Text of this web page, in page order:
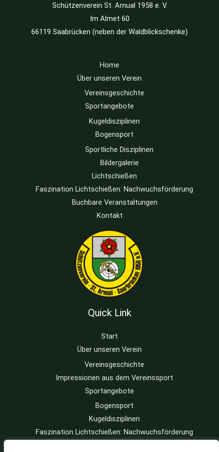
Schützenverein St. Arnual 1958 e. V.
Im Almet 60
66119 Saabrücken (neben der Waldblickschenke)
Home
Über unseren Verein
Vereinsgeschichte
Sportangebote
Kugeldisziplinen
Bogensport
Sportliche Disziplinen
Bildergalerie
Lichtschießen
Faszination Lichtschießen: Nachwuchsförderung
Buchbare Veranstaltungen
Kontakt
Quick Link
Start
Über unseren Verein
Vereinsgeschichte
Impressionen aus dem Vereinssport
Sportangebote
Bogensport
Kugeldisziplinen
Faszination Lichtschießen: Nachwuchsförderung